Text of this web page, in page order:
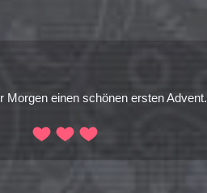
Morgen einen schönen ersten Advent.